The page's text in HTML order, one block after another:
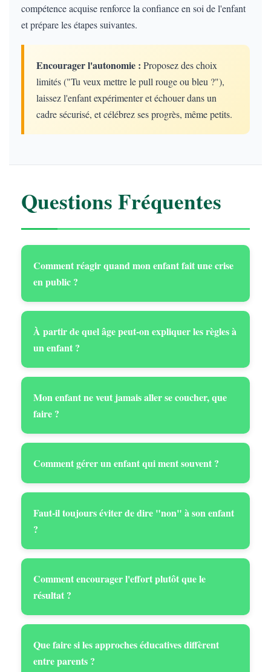
compétence acquise renforce la confiance en soi de l'enfant
et prépare les étapes suivantes.
Encourager l'autonomie : Proposez des choix
limités ("Tu veux mettre le pull rouge ou bleu ?"),
laissez l'enfant expérimenter et échouer dans un
cadre sécurisé, et célébrez ses progrès, même petits.
Questions Fréquentes
Comment réagir quand mon enfant fait une crise
en public ?
À partir de quel âge peut-on expliquer les règles à
un enfant ?
Mon enfant ne veut jamais aller se coucher, que
faire ?
Comment gérer un enfant qui ment souvent ?
Faut-il toujours éviter de dire "non" à son enfant
?
Comment encourager l'effort plutôt que le
résultat ?
Que faire si les approches éducatives diffèrent
entre parents ?